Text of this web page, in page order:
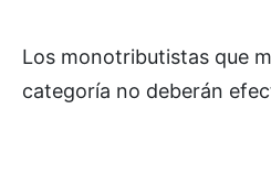
Los monotributistas que
categoría no deberán